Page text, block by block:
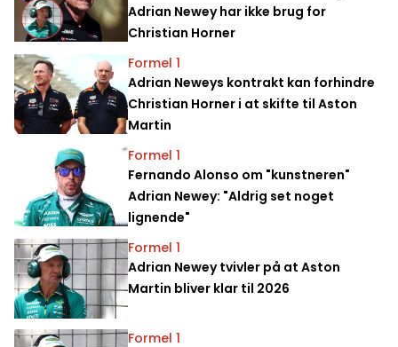
Adrian Newey har ikke brug for
Christian Horner
Formel 1
Adrian Neweys kontrakt kan forhindre
Christian Horner i at skifte til Aston
Martin
Formel 1
Fernando Alonso om "kunstneren"
Adrian Newey: "Aldrig set noget
lignende"
Formel 1
Adrian Newey tvivler på at Aston
Martin bliver klar til 2026
Formel 1